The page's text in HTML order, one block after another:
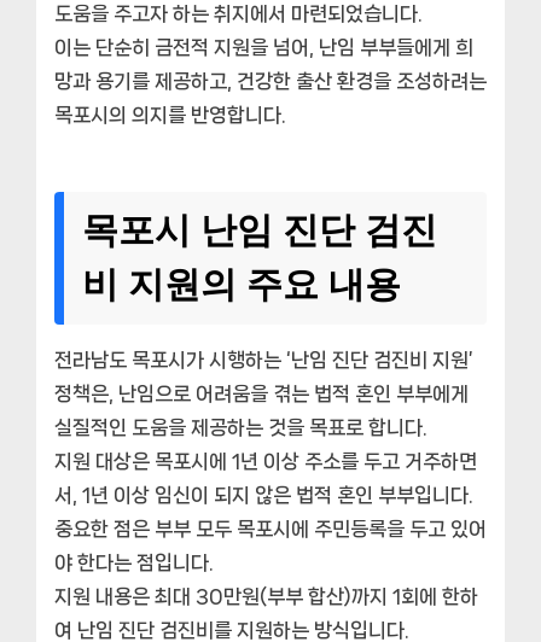
도움을 주고자 하는 취지에서 마련되었습니다.
이는 단순히 금전적 지원을 넘어, 난임 부부들에게 희
망과 용기를 제공하고, 건강한 출산 환경을 조성하려는
목포시의 의지를 반영합니다.
목포시 난임 진단 검진
비 지원의 주요 내용
전라남도 목포시가 시행하는 ‘난임 진단 검진비 지원’
정책은, 난임으로 어려움을 겪는 법적 혼인 부부에게
실질적인 도움을 제공하는 것을 목표로 합니다.
지원 대상은 목포시에 1년 이상 주소를 두고 거주하면
서, 1년 이상 임신이 되지 않은 법적 혼인 부부입니다.
중요한 점은 부부 모두 목포시에 주민등록을 두고 있어
야 한다는 점입니다.
지원 내용은 최대 30만원(부부 합산)까지 1회에 한하
여 난임 진단 검진비를 지원하는 방식입니다.